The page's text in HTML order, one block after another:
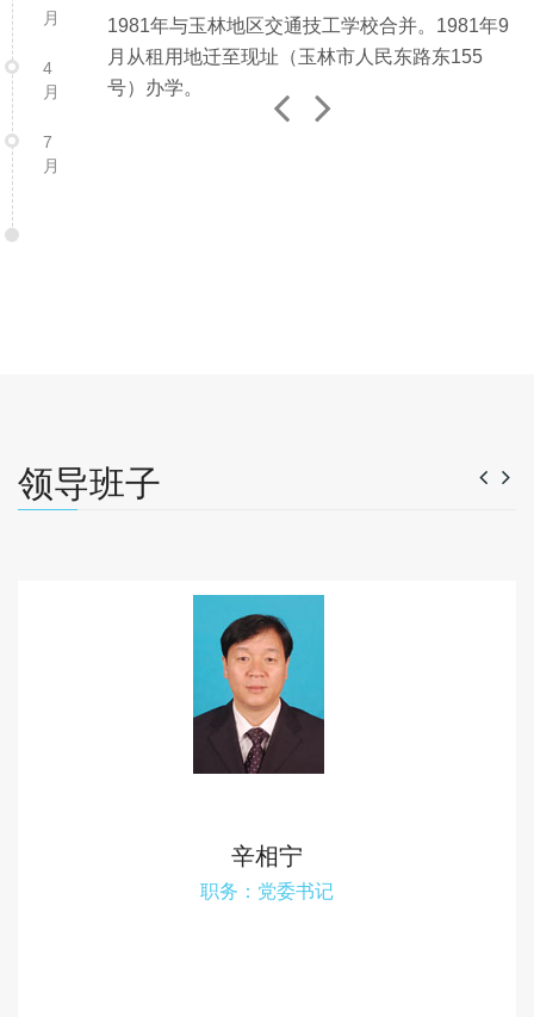
月
4
月
7
月
1981年与玉林地区交通技工学校合并。1981年9
月从租用地迁至现址（玉林市人民东路东155
号）办学。
领导班子
辛相宁
职务：党委书记